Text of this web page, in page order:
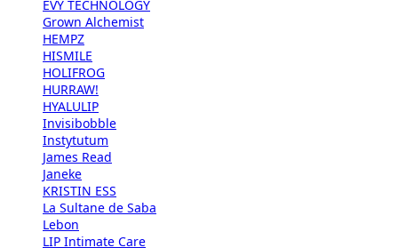
EVY TECHNOLOGY
Grown Alchemist
HEMPZ
HISMILE
HOLIFROG
HURRAW!
HYALULIP
Invisibobble
Instytutum
James Read
Janeke
KRISTIN ESS
La Sultane de Saba
Lebon
LIP Intimate Care